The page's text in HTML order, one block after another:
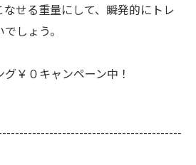
せる重量にして、瞬発的にトレ
しょう。
￥０キャンペーン中！